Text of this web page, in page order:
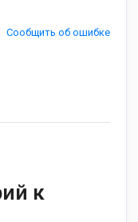
Сообщить об ошибке
к